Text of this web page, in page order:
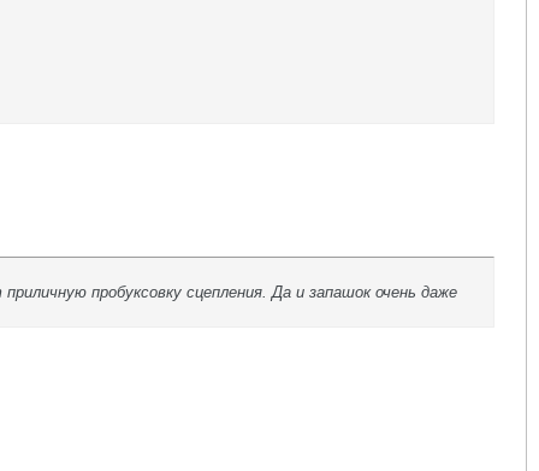
пробуксовку сцепления. Да и запашок очень даже